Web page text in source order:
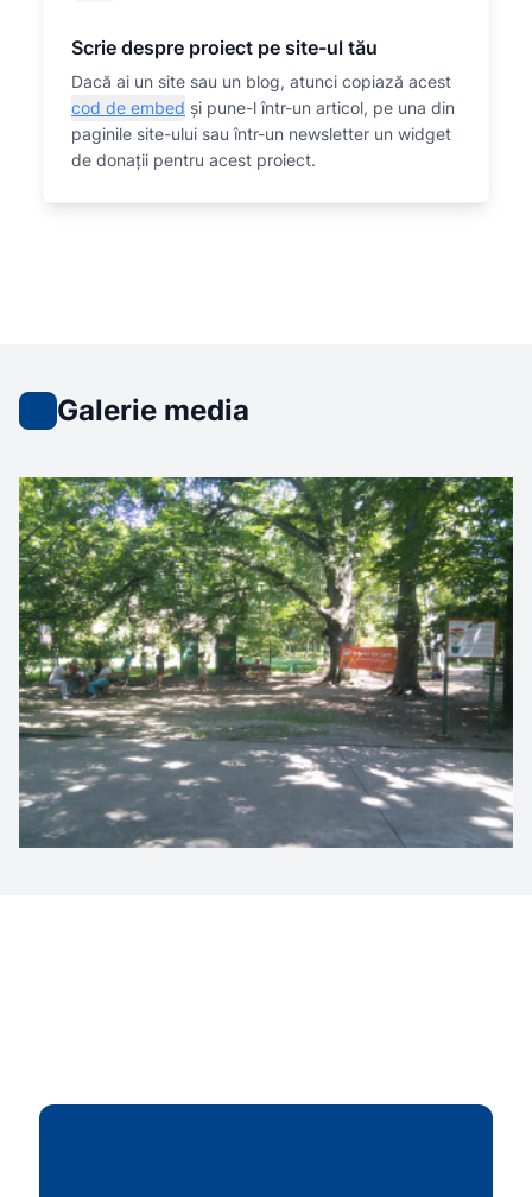
Scrie despre proiect pe site-ul tău
Dacă ai un site sau un blog, atunci copiază acest
cod de embed și pune-l într-un articol, pe una din
paginile site-ului sau într-un newsletter un widget
de donații pentru acest proiect.
Galerie media